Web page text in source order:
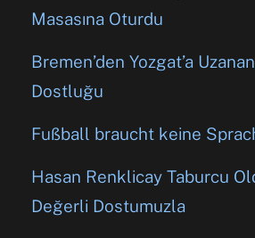
Masasına Oturdu
Bremen’den Yozgat’a Uzanan
Dostluğu
Fußball braucht keine
Hasan Renklicay Taburcu
Değerli Dostumuzla